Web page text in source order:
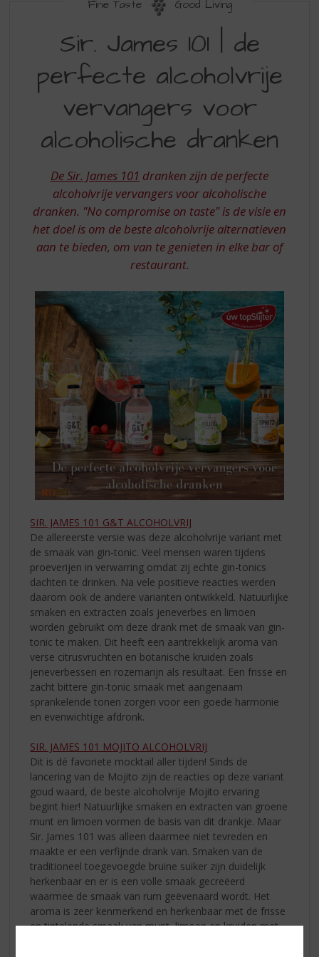
Fine Taste Good Living
JAMES
101
PERFECTE
VERVANGERS
VOOR
ALCOHOLISCHE
DRANKEN
Sir. James 101 | de
perfecte alcoholvrije
vervangers voor
alcoholische dranken
De Sir. James 101 dranken zijn de perfecte
alcoholvrije vervangers voor alcoholische
dranken. "No compromise on taste" is de visie en
het doel is om de beste alcoholvrije alternatieven
aan te bieden, om van te genieten in elke bar of
restaurant.
SIR. JAMES 101 G&T ALCOHOLVRIJ
De allereerste versie was deze alcoholvrije variant met
de smaak van gin-tonic. Veel mensen waren tijdens
proeverijen in verwarring omdat zij echte gin-tonics
dachten te drinken. Na vele positieve reacties werden
daarom ook de andere varianten ontwikkeld. Natuurlijke
smaken en extracten zoals jeneverbes en limoen
worden gebruikt om deze drank met de smaak van gin-
tonic te maken. Dit heeft een aantrekkelijk aroma van
verse citrusvruchten en botanische kruiden zoals
jeneverbessen en rozemarijn als resultaat. Een frisse en
zacht bittere gin-tonic smaak met aangenaam
sprankelende tonen zorgen voor een goede harmonie
en evenwichtige afdronk.
SIR. JAMES 101 MOJITO ALCOHOLVRIJ
Dit is dé favoriete mocktail aller tijden! Sinds de
lancering van de Mojito zijn de reacties op deze variant
goud waard, de beste alcoholvrije Mojito ervaring
begint hier! Natuurlijke smaken en extracten van groene
munt en limoen vormen de basis van dit drankje. Maar
Sir. James 101 was alleen daarmee niet tevreden en
maakte er een verfijnde drank van. Smaken van de
traditioneel toegevoegde bruine suiker zijn duidelijk
herkenbaar en er is een volle smaak gecreëerd
waarmee de smaak van rum geëvenaard wordt. Het
aroma is zeer kenmerkend en herkenbaar met de frisse
en tintelende smaak van munt, limoen en kruiden met